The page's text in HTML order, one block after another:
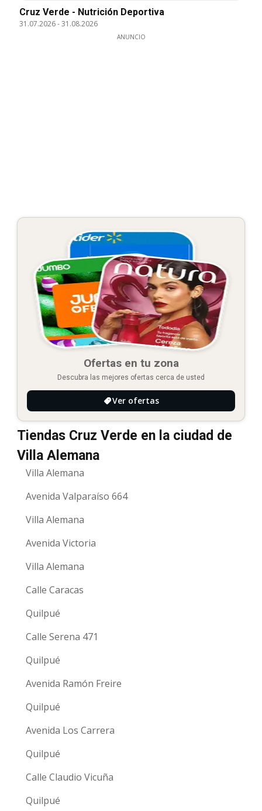
Cruz Verde - Nutrición Deportiva
31.07.2026-31.08.2026
ANUNCIO
Ofertas en tu zona
Descubra las mejores ofertas cerca de usted
Ver ofertas
Tiendas Cruz Verde en la ciudad de
Villa Alemana
Villa Alemana
Avenida Valparaíso 664
Villa Alemana
Avenida Victoria
Villa Alemana
Calle Caracas
Quilpué
Calle Serena 471
Quilpué
Avenida Ramón Freire
Quilpué
Avenida Los Carrera
Quilpué
Calle Claudio Vicuña
Quilpué